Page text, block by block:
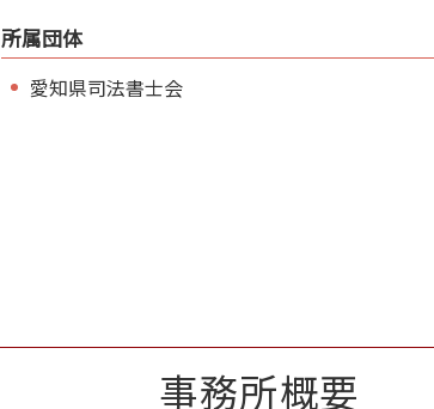
所属団体
愛知県司法書士会
事務所概要